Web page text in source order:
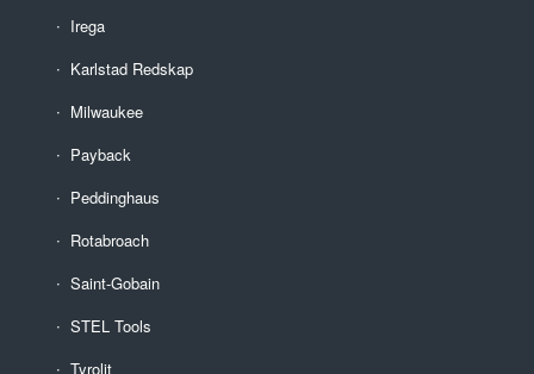
Irega
Karlstad Redskap
Milwaukee
Payback
Peddinghaus
Rotabroach
Saint-Gobain
STEL Tools
Tyrolit